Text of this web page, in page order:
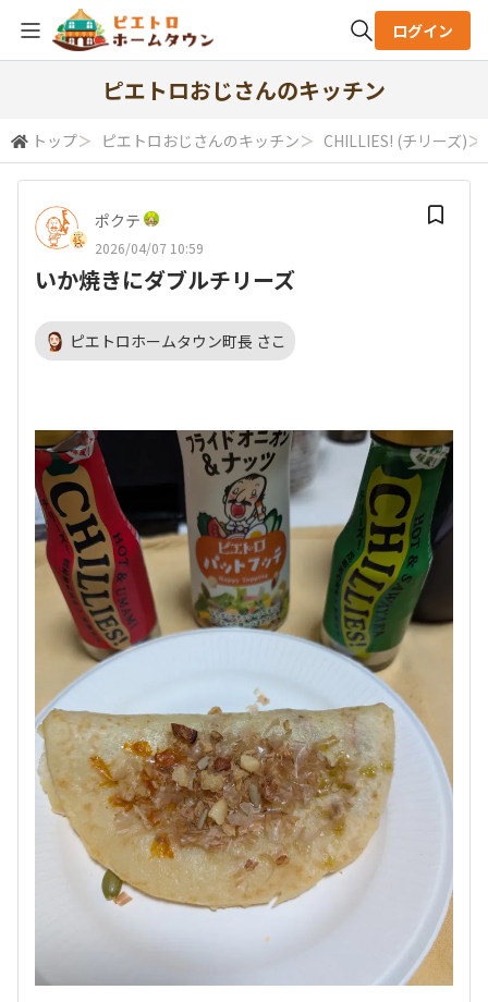
検索
ログイン
ピエトロおじさんのキッチン
トップ＞ ピエトロおじさんのキッチン＞ CHILLIES! (チリーズ)＞
ポクテ
2026/04/07 10:59
いか焼きにダブルチリーズ
ピエトロホームタウン町長 さこ